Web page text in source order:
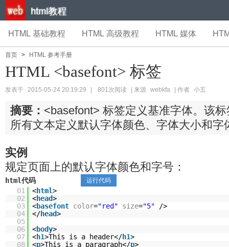
html教程
HTML 基础教程 HTML 高级教程 HTML 媒体
首页 > HTML 参考手册
HTML <basefont> 标签
发表于 2015-05-24 20:19:29 801次阅读 | 来源 webkfa | 作者 小五
摘要： <basefont> 标签定义基准字体。该
所有文本定义默认字体颜色、字体大小和字
实例
规定页面上的默认字体颜色和字号：
html代码 运行代码
01 <html>
02
<head>
03
<basefont color="red" size="5"
/>
04
</head>
05
06
<body>
07
<h1>This is a header</h1>
08
<p>This is a paragraph</p>